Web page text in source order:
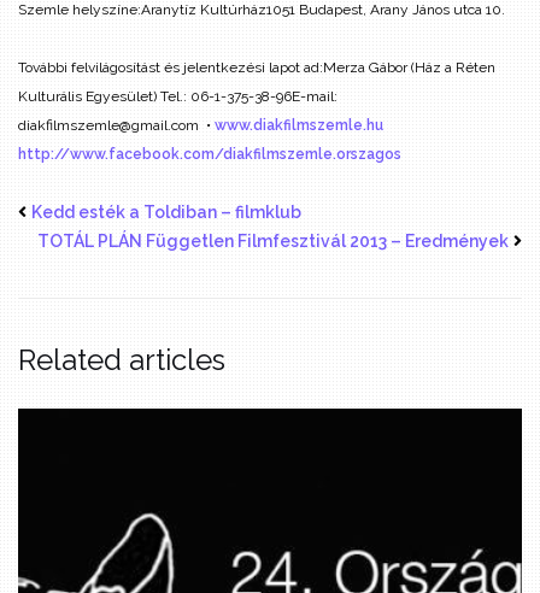
Szemle helyszíne:Aranytíz Kultúrház1051 Budapest, Arany János utca 10.
További felvilágosítást és jelentkezési lapot ad:Merza Gábor (Ház a Réten
Kulturális Egyesület) Tel.: 06-1-375-38-96E-mail:
diakfilmszemle@gmail.com • www.diakfilmszemle.hu
http://www.facebook.com/diakfilmszemle.orszagos
Kedd esték a Toldiban – filmklub
TOTÁL PLÁN Független Filmfesztivál 2013 – Eredmények
Related articles